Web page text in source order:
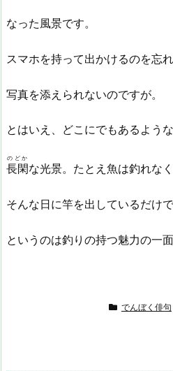
なった風景です。
スマホを持って出かけるのを忘れ
写真を添えられないのですが。
とはいえ、どこにでもあるような
長閑
のどか
な光景。たとえ魚は釣れなく
そんな日に竿を出しているだけ
というのは釣りの持つ魅力の一面
でんぼく俳句